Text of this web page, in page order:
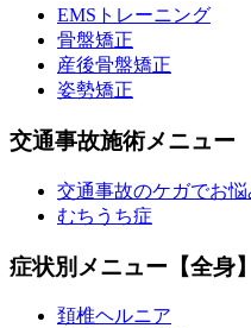
EMSトレーニング
骨盤矯正
産後骨盤矯正
姿勢矯正
交通事故施術メニュー
交通事故のケガでお
むちうち症
症状別メニュー【全身】
頚椎ヘルニア